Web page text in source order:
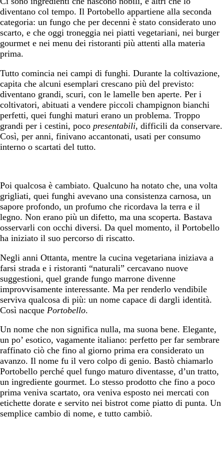
diventano col tempo. Il Portobello appartiene alla seconda
categoria: un fungo che per decenni è stato considerato uno
scarto, e che oggi troneggia nei piatti vegetariani, nei burger
gourmet e nei menu dei ristoranti più attenti alla materia
prima.
Tutto comincia nei campi di funghi. Durante la coltivazione,
capita che alcuni esemplari crescano più del previsto:
diventano grandi, scuri, con le lamelle ben aperte. Per i
coltivatori, abituati a vendere piccoli champignon bianchi
perfetti, quei funghi maturi erano un problema. Troppo
grandi per i cestini, poco presentabili, difficili da conservare.
Così, per anni, finivano accantonati, usati per consumo
interno o scartati del tutto.
Poi qualcosa è cambiato. Qualcuno ha notato che, una volta
grigliati, quei funghi avevano una consistenza carnosa, un
sapore profondo, un profumo che ricordava la terra e il
legno. Non erano più un difetto, ma una scoperta. Bastava
osservarli con occhi diversi. Da quel momento, il Portobello
ha iniziato il suo percorso di riscatto.
Negli anni Ottanta, mentre la cucina vegetariana iniziava a
farsi strada e i ristoranti “naturali” cercavano nuove
suggestioni, quel grande fungo marrone divenne
improvvisamente interessante. Ma per renderlo vendibile
serviva qualcosa di più: un nome capace di dargli identità.
Così nacque Portobello.
Un nome che non significa nulla, ma suona bene. Elegante,
un po’ esotico, vagamente italiano: perfetto per far sembrare
raffinato ciò che fino al giorno prima era considerato un
avanzo. Il nome fu il vero colpo di genio. Bastò chiamarlo
Portobello perché quel fungo maturo diventasse, d’un tratto,
un ingrediente gourmet. Lo stesso prodotto che fino a poco
prima veniva scartato, ora veniva esposto nei mercati con
etichette dorate e servito nei bistrot come piatto di punta. Un
semplice cambio di nome, e tutto cambiò.